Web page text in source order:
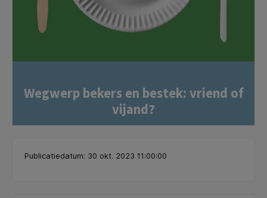
Wegwerp bekers en bestek: vriend of
vijand?
Publicatiedatum: 30 okt. 2023 11:00:00